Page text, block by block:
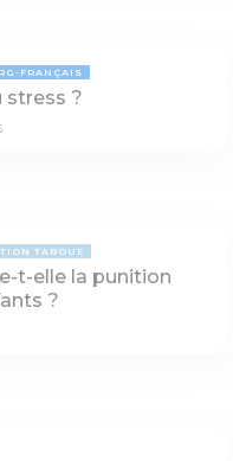
FRANÇAIS
stress ?
TABOUE
t-elle la punition
?